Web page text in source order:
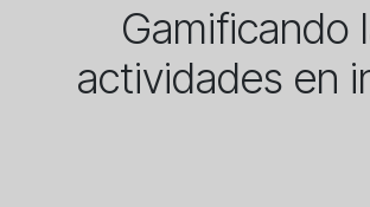
Gamificando
actividades en